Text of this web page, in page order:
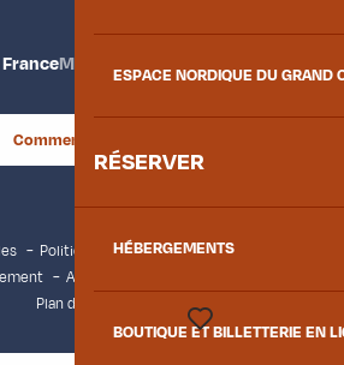
ESPACE NORDIQUE DU GRAND
RÉSERVER
HÉBERGEMENTS
BOUTIQUE ET BILLETTERIE EN
FranceMaurienne
Comment venir ?
Politique de confidentialité
Accessibilité : non conforme
Plan du site